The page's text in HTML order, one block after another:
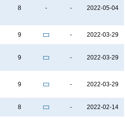
8 - - 2022-05-04
9 - 2022-03-29
9 - 2022-03-29
9 - 2022-03-29
8 - 2022-02-14